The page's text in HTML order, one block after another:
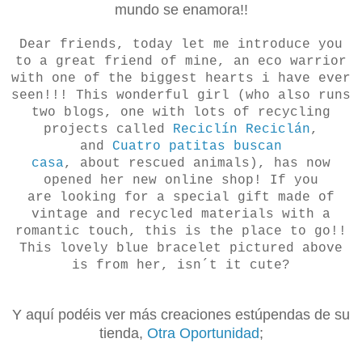
mundo se enamora!!
Dear friends, today let me introduce you
to a great friend of mine, an eco warrior
with one of the biggest hearts i have ever
seen!!! This wonderful girl (who also runs
two blogs, one with lots of recycling
projects called Reciclín Reciclán,
and Cuatro patitas buscan
casa, about rescued animals), has now
opened her new online shop! If you
are looking for a special gift made of
vintage and recycled materials with a
romantic touch, this is the place to go!!
This lovely blue bracelet pictured above
is from her, isn´t it cute?
Y aquí podéis ver más creaciones estúpendas de su
tienda, Otra Oportunidad;